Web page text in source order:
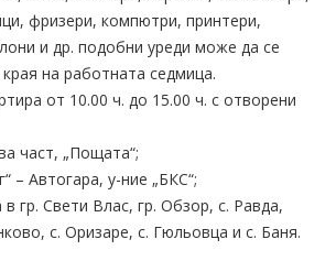
фризери, компютри, принтери,
и др. подобни уреди може да се
на работната седмица.
от 10.00 ч. до 15.00 ч. с отворени
част, „Пощата“;
– Автогара, у-ние „БКС“;
гр. Свети Влас, гр. Обзор, с. Равда,
с. Оризаре, с. Гюльовца и с. Баня.